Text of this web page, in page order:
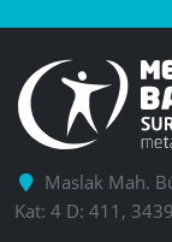
Maslak Mah.
Kat: 4 D: 411,